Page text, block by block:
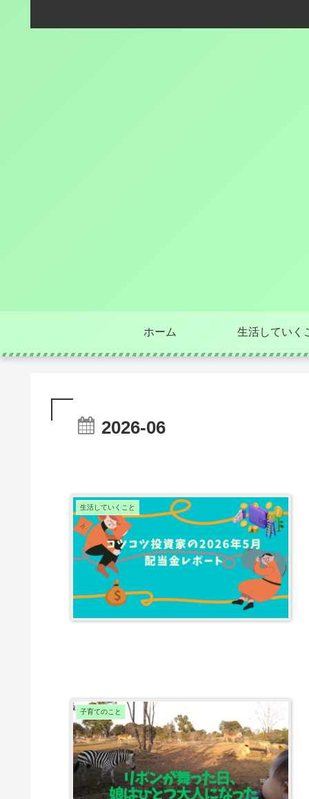
ホーム 生活していく
2026-06
生活していくこと
子育てのこと